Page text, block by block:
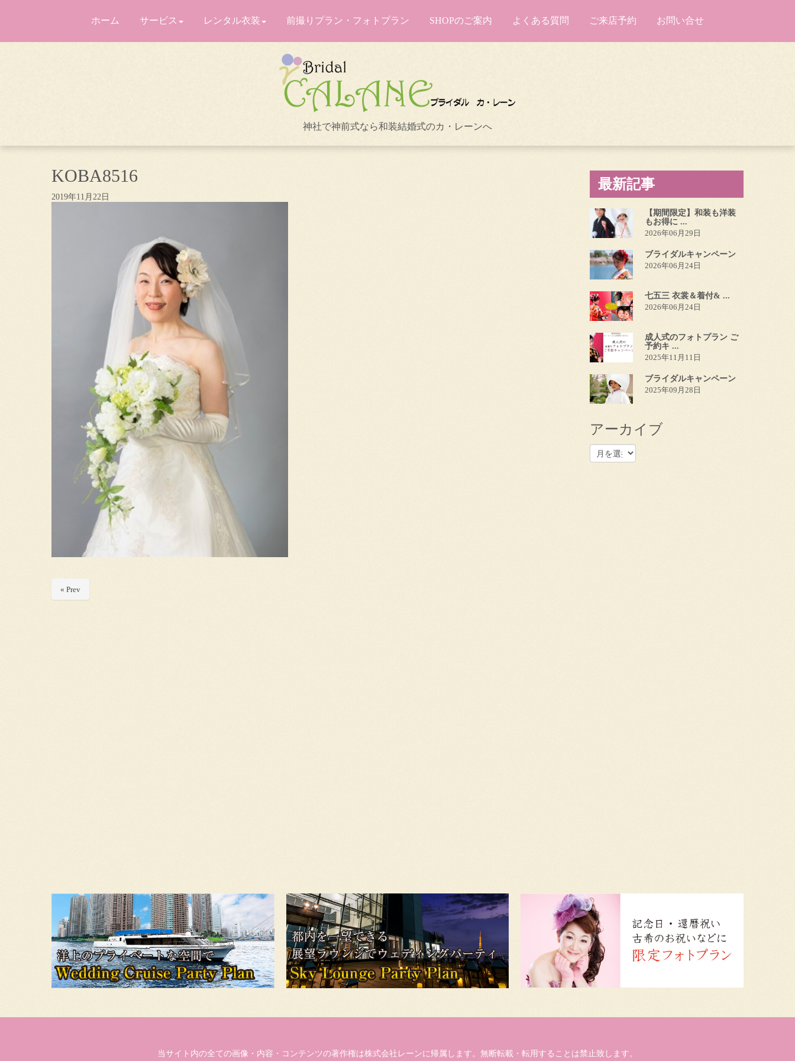
ホーム サービス レンタル衣装 前撮りプラン・フォトプラン SHOPのご案内 よくある質問 ご来店予約 お問い合せ
神社で神前式なら和装結婚式のカ・レーンへ
KOBA8516
2019年11月22日
« Prev
最新記事
【期間限定】和装も洋装
もお得に ...
2026年06月29日
ブライダルキャンペーン
2026年06月24日
七五三 衣裳＆着付& ...
2026年06月24日
成人式のフォトプラン ご
予約キ ...
2025年11月11日
ブライダルキャンペーン
2025年09月28日
アーカイブ
当サイト内の全ての画像・内容・コンテンツの著作権は株式会社レーンに帰属します。無断転載・転用することは禁止致します。